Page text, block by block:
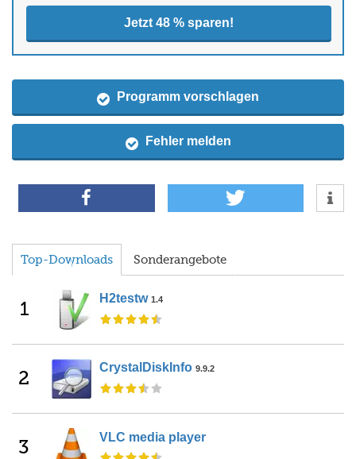
Jetzt 48 % sparen!
Programm vorschlagen
Fehler melden
Top-Downloads Sonderangebote
1 H2testw 1.4
2 CrystalDiskInfo 9.9.2
3 VLC media player